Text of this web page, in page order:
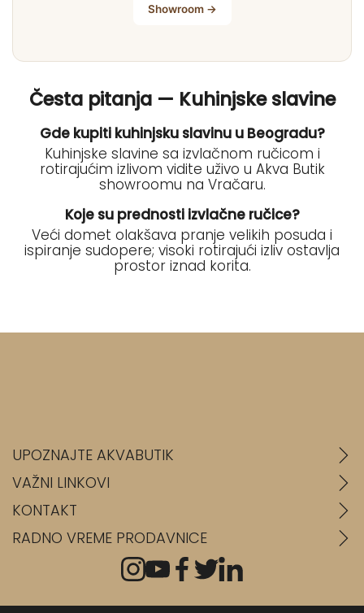
Showroom →
Česta pitanja — Kuhinjske slavine
Gde kupiti kuhinjsku slavinu u Beogradu?
Kuhinjske slavine sa izvlačnom ručicom i
rotirajućim izlivom vidite uživo u Akva Butik
showroomu na Vračaru.
Koje su prednosti izvlačne ručice?
Veći domet olakšava pranje velikih posuda i
ispiranje sudopere; visoki rotirajući izliv ostavlja
prostor iznad korita.
UPOZNAJTE AKVABUTIK
VAŽNI LINKOVI
KONTAKT
RADNO VREME PRODAVNICE